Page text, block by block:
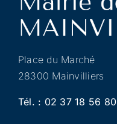
Place du Marché
28300 Mainvilliers
Tél. : 02 37 18 56 80